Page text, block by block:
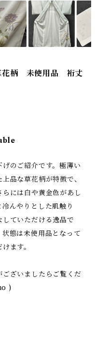
柄 未使用品 裄丈
のご紹介です。極薄い
品な草花柄が特徴で、
には白や黄金色があし
んやりとした肌触り
ていただける逸品で
態は未使用品となって
ます。
ざいましたらご覧くだ
)